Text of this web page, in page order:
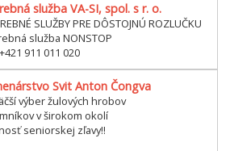
služba VA-SI, spol. s r. o.
SLUŽBY PRE DÔSTOJNÚ ROZLUČKU
služba NONSTOP
911 011 020
Svit Anton Čongva
výber žulových hrobov
v širokom okolí
seniorskej zľavy!!